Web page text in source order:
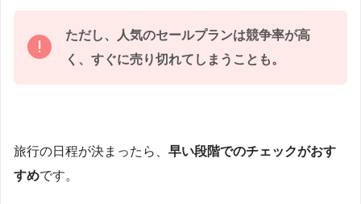
ただし、人気のセールプランは競争率が高
く、すぐに売り切れてしまうことも。
旅行の日程が決まったら、 早い段階でのチェックがおす
すめです。